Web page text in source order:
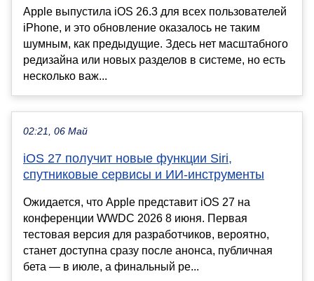
Apple выпустила iOS 26.3 для всех пользователей
iPhone, и это обновление оказалось не таким
шумным, как предыдущие. Здесь нет масштабного
редизайна или новых разделов в системе, но есть
несколько важ...
02:21, 06 Май
iOS 27 получит новые функции Siri,
спутниковые сервисы и ИИ-инструменты
Ожидается, что Apple представит iOS 27 на
конференции WWDC 2026 8 июня. Первая
тестовая версия для разработчиков, вероятно,
станет доступна сразу после анонса, публичная
бета — в июле, а финальный ре...